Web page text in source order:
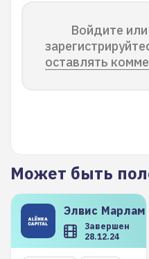
Войдите или
оставлять
Может быть
Элвис
Завершен
28.12.24